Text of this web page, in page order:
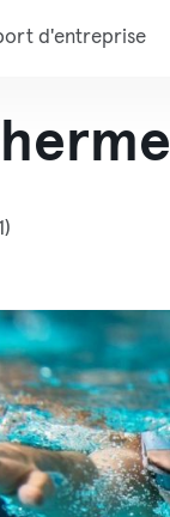
d'entreprise